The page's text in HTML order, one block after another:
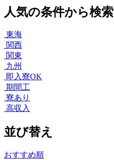
人気の条件から検索
東海
関西
関東
九州
即入寮OK
期間工
寮あり
高収入
並び替え
おすすめ順